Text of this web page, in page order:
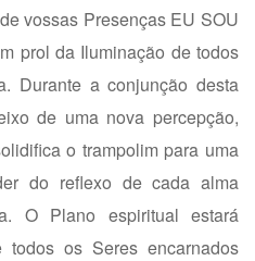
vossas Presenças EU SOU
prol da Iluminação de todos
Durante a conjunção desta
de uma nova percepção,
o trampolim para uma
do reflexo de cada alma
O Plano espiritual estará
os Seres encarnados